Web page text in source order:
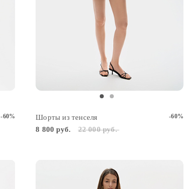
2
-60% Шорты из тенселя -60%
8 800 руб. 22 000 руб.